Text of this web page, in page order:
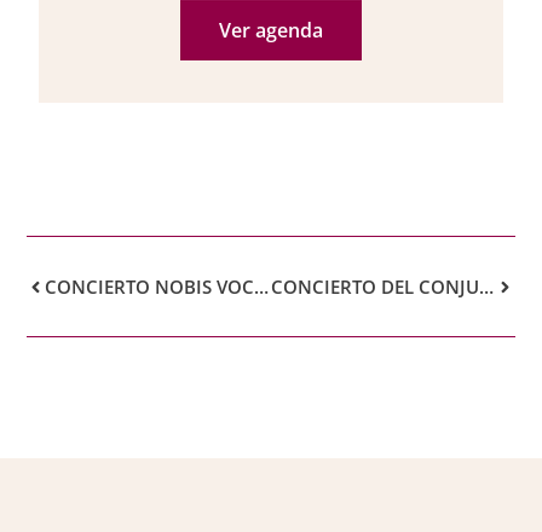
Ver agenda
CONCIERTO NOBIS VOCAL ENSEMBLE CONCIERTO DEL CONJUNTO INSTRUMENTAL DÉBOLUS